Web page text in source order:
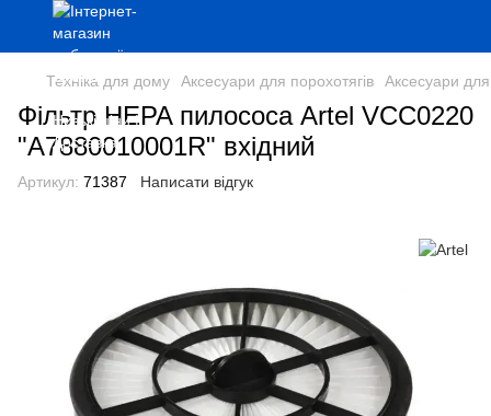
Техніка для дому Аксесуари для порохотягів Аксесуари
Фільтр HEPA пилососа Artel VCC0220
"А7880010001R" вхідний
Артикул: 71387 Написати відгук